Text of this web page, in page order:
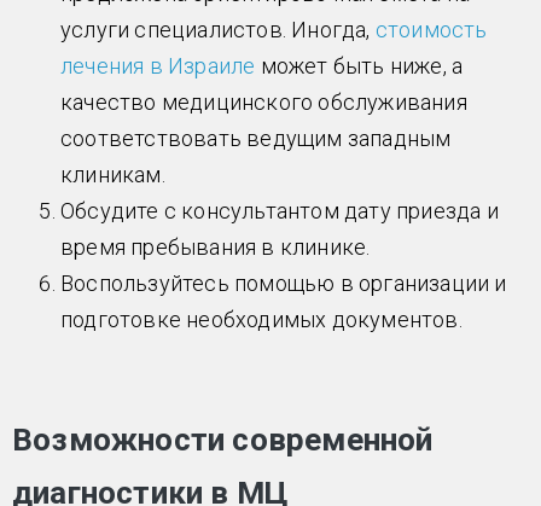
услуги специалистов. Иногда, стоимость
лечения в Израиле может быть ниже, а
качество медицинского обслуживания
соответствовать ведущим западным
клиникам.
Обсудите с консультантом дату приезда и
время пребывания в клинике.
Воспользуйтесь помощью в организации и
подготовке необходимых документов.
Возможности современной
диагностики в МЦ